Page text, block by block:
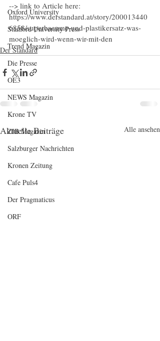
Oxford University
Stanford University Press
Trend Magazin
Die Presse
OE3
NEWS Magazin
Krone TV
ZIB Magazin
Salzburger Nachrichten
Kronen Zeitung
Cafe Puls4
Der Pragmaticus
ORF
--> link to Article here:
https://www.derstandard.at/story/200013440
6858/superbaeume-und-plastikersatz-was-
moeglich-wird-wenn-wir-mit-den
Der Standard
Aktuelle Beiträge Alle ansehen